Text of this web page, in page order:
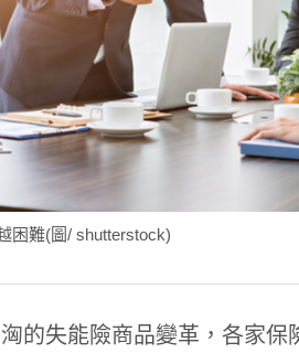
困難(圖/ shutterstock)
的失能險商品變革，各家保